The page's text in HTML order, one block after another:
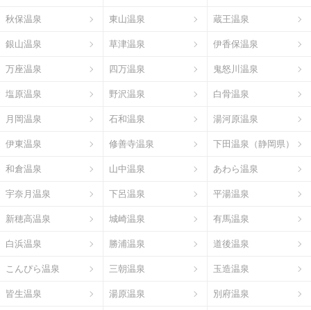
秋保温泉 東山温泉 蔵王温泉
銀山温泉 草津温泉 伊香保温泉
万座温泉 四万温泉 鬼怒川温泉
塩原温泉 野沢温泉 白骨温泉
月岡温泉 石和温泉 湯河原温泉
伊東温泉 修善寺温泉 下田温泉（静岡県）
和倉温泉 山中温泉 あわら温泉
宇奈月温泉 下呂温泉 平湯温泉
新穂高温泉 城崎温泉 有馬温泉
白浜温泉 勝浦温泉 道後温泉
こんぴら温泉 三朝温泉 玉造温泉
皆生温泉 湯原温泉 別府温泉